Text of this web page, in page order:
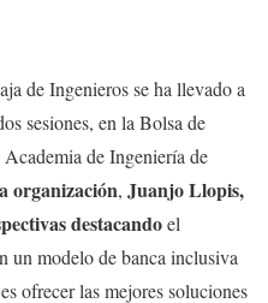
de Ingenieros se ha llevado a
sesiones, en la Bolsa de
de Ingeniería de
organización, Juanjo Llopis,
destacandoel
un modelo de banca inclusiva
ofrecer las mejores soluciones